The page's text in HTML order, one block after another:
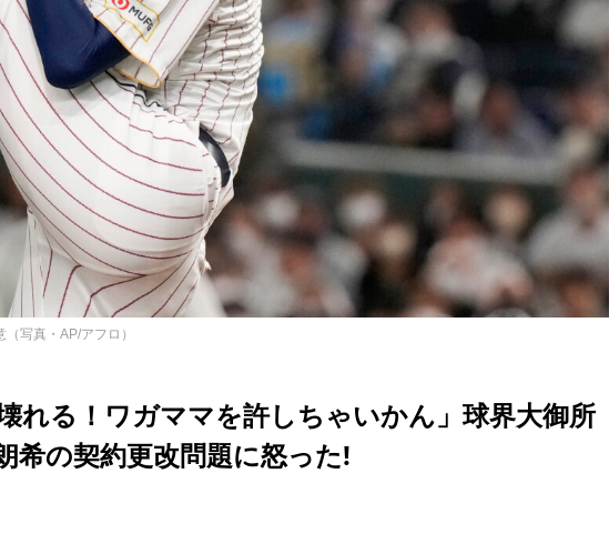
写真・AP/アフロ）
れる！ワガママを許しちゃいかん」球界大御所
希の契約更改問題に怒った!